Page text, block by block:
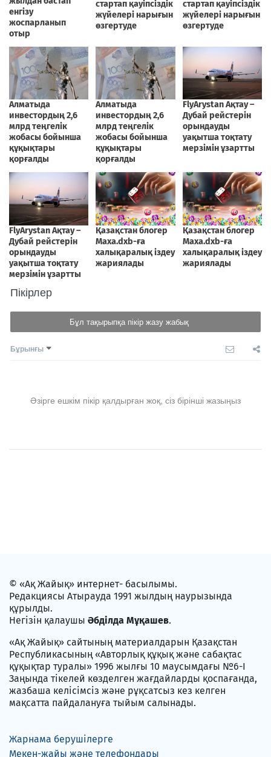
Пікірлер
Бұл тақырыпқа пікір жазу жабық
Бұрынғы
Әзірге ешкім пікір қалдырған жоқ, сіз бірінші жазыңыз
© «Ақ Жайық» интернет- басылымы.
Редакциясы Атырауда 1991 жылдың наурызында
құрылды.
Негізін қалаушы Әбділда Мұқашев.
«Ақ Жайық» сайтының материалдарын Қазақстан
Республикасының «Авторлық құқық және сабақтас
құқықтар туралы» 1996 жылғы 10 маусымдағы №6-I
Заңында тікелей көзделген жағдайларды қоспағанда,
жазбаша келісімсіз және рұқсатсыз кез келген
мақсатта пайдалануға тыйым салынады.
Жарнама берушілерге
Мекен-жайы және телефондары